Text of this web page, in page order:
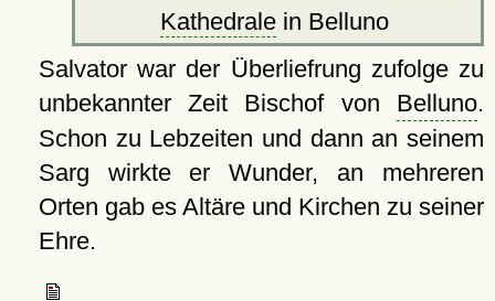
Kathedrale in Belluno
Salvator war der Überliefrung zufolge zu
unbekannter Zeit Bischof von Belluno.
Schon zu Lebzeiten und dann an seinem
Sarg wirkte er Wunder, an mehreren
Orten gab es Altäre und Kirchen zu seiner
Ehre.